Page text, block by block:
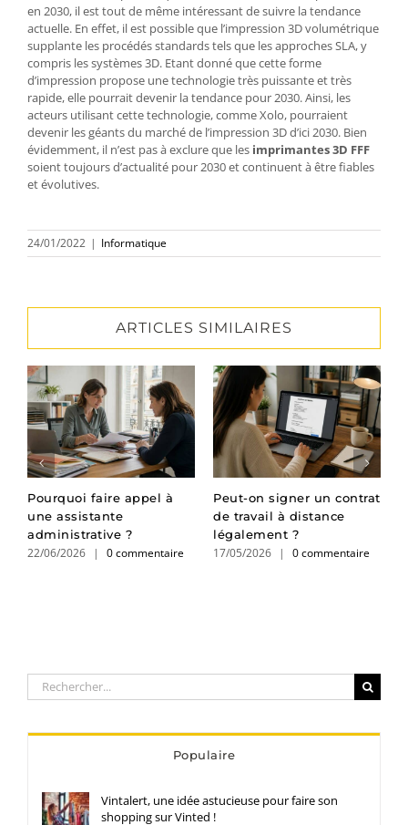
en 2030, il est tout de même intéressant de suivre la tendance
actuelle. En effet, il est possible que l’impression 3D volumétrique
supplante les procédés standards tels que les approches SLA, y
compris les systèmes 3D. Etant donné que cette forme
d’impression propose une technologie très puissante et très
rapide, elle pourrait devenir la tendance pour 2030. Ainsi, les
acteurs utilisant cette technologie, comme Xolo, pourraient
devenir les géants du marché de l’impression 3D d’ici 2030. Bien
évidemment, il n’est pas à exclure que les imprimantes 3D FFF
soient toujours d’actualité pour 2030 et continuent à être fiables
et évolutives.
24/01/2022 | Informatique
ARTICLES SIMILAIRES
Pourquoi faire appel à
une assistante
administrative ?
22/06/2026 | 0 commentaire
Peut-on signer un contrat
de travail à distance
légalement ?
17/05/2026 | 0 commentaire
Rechercher:
Populaire
Vintalert, une idée astucieuse pour faire son
shopping sur Vinted !